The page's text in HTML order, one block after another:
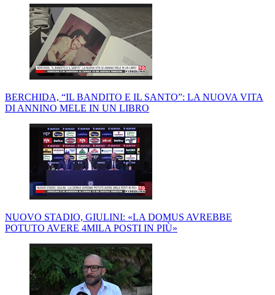
BERCHIDA, “IL BANDITO E IL SANTO”: LA NUOVA VITA
DI ANNINO MELE IN UN LIBRO
NUOVO STADIO, GIULINI: «LA DOMUS AVREBBE
POTUTO AVERE 4MILA POSTI IN PIÙ»